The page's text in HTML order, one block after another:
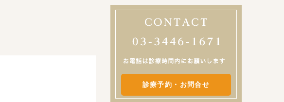
診療予約・お問合せ